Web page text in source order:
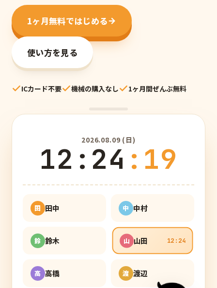
1ヶ月無料ではじめる
使い方を見る
ICカード不要 機械の購入なし 1ヶ月間ぜんぶ無料
2026.08.09 (日)
12 : 24 : 20
田 田中 中 中村
鈴 鈴木 山 山田 12:24
高 高橋 渡 渡辺